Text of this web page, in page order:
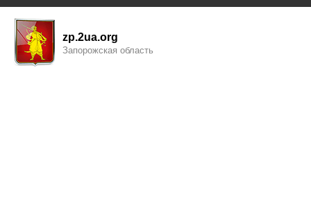
zp.2ua.org
Запорожская область